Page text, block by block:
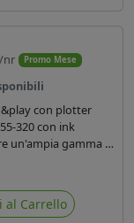
nr Promo Mese
con plotter
320 con ink
un'ampia gamma di
densità e un
rispetto agli
120
al Carrello